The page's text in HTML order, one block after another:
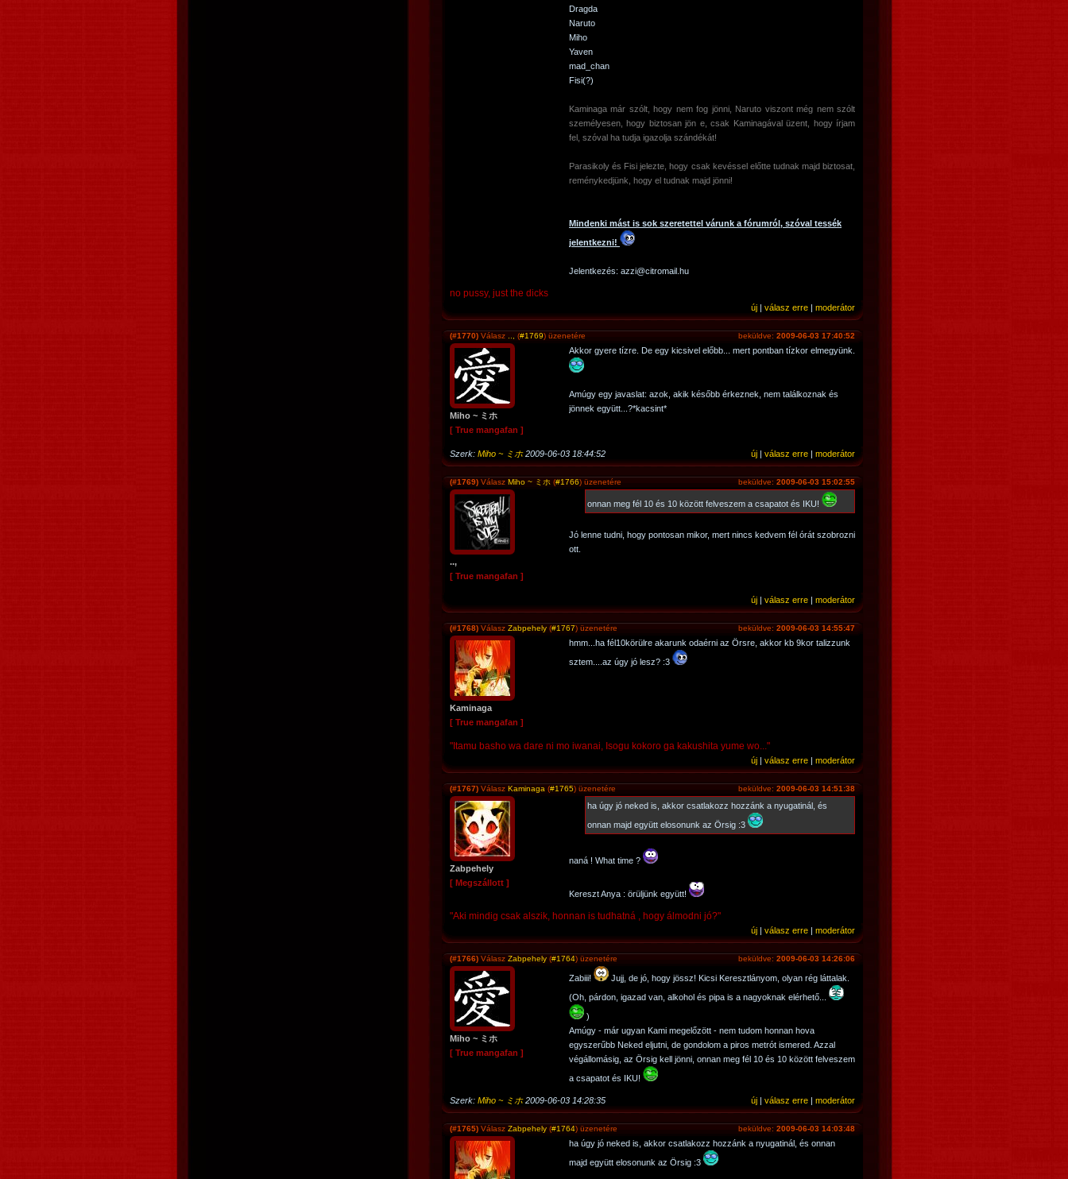
Dragda
Naruto
Miho
Yaven
mad_chan
Fisi(?)
Kaminaga már szólt, hogy nem fog jönni, Naruto viszont még nem szólt
személyesen, hogy biztosan jön e, csak Kaminagával üzent, hogy írjam
fel, szóval ha tudja igazolja szándékát!
Parasikoly és Fisi jelezte, hogy csak kevéssel előtte tudnak majd biztosat,
reménykedjünk, hogy el tudnak majd jönni!
Mindenki mást is sok szeretettel várunk a fórumról, szóval tessék
jelentkezni!
Jelentkezés: azzi@citromail.hu
no pussy, just the dicks
új | válasz erre | moderátor
beküldve: 2009-06-03 17:40:52
(#1770) Válasz (#1769) üzenetére
Miho ~ ミホ
[ True mangafan ]
Akkor gyere tízre. De egy kicsivel előbb... mert pontban tízkor elmegyünk.
Amúgy egy javaslat: azok, akik később érkeznek, nem találkoznak és
jönnek együtt...?*kacsint*
új | válasz erre | moderátor
Szerk: Miho ~ ミホ2009-06-03 18:44:52
beküldve: 2009-06-03 15:02:55
(#1769) Válasz Miho ~ ミホ (#1766) üzenetére
..,
[ True mangafan ]
onnan meg fél 10 és 10 között felveszem a csapatot és IKU!
Jó lenne tudni, hogy pontosan mikor, mert nincs kedvem fél órát szobrozni
ott.
új | válasz erre | moderátor
beküldve: 2009-06-03 14:55:47
(#1768) Válasz Zabpehely (#1767) üzenetére
Kaminaga
[ True mangafan ]
hmm...ha fél10körülre akarunk odaérni az Örsre, akkor kb 9kor talizzunk
sztem....az úgy jó lesz? :3
"Itamu basho wa dare ni mo iwanai, Isogu kokoro ga kakushita yume wo..."
új | válasz erre | moderátor
beküldve: 2009-06-03 14:51:38
(#1767) Válasz Kaminaga (#1765) üzenetére
Zabpehely
[ Megszállott ]
ha úgy jó neked is, akkor csatlakozz hozzánk a nyugatinál, és
onnan majd együtt elosonunk az Örsig :3
naná ! What time ?
Kereszt Anya : örüljünk együtt!
"Aki mindig csak alszik, honnan is tudhatná , hogy álmodni jó?"
új | válasz erre | moderátor
beküldve: 2009-06-03 14:26:06
(#1766) Válasz Zabpehely (#1764) üzenetére
Miho ~ ミホ
[ True mangafan ]
Zabiii!
Jujj, de jó, hogy jössz! Kicsi Keresztlányom, olyan rég láttalak.
(Oh, párdon, igazad van, alkohol és pipa is a nagyoknak elérhető...
)
Amúgy - már ugyan Kami megelőzött - nem tudom honnan hova
egyszerűbb Neked eljutni, de gondolom a piros metrót ismered. Azzal
végállomásig, az Örsig kell jönni, onnan meg fél 10 és 10 között felveszem
a csapatot és IKU!
új | válasz erre | moderátor
Szerk: Miho ~ ミホ2009-06-03 14:28:35
beküldve: 2009-06-03 14:03:48
(#1765) Válasz Zabpehely (#1764) üzenetére
ha úgy jó neked is, akkor csatlakozz hozzánk a nyugatinál, és onnan
majd együtt elosonunk az Örsig :3